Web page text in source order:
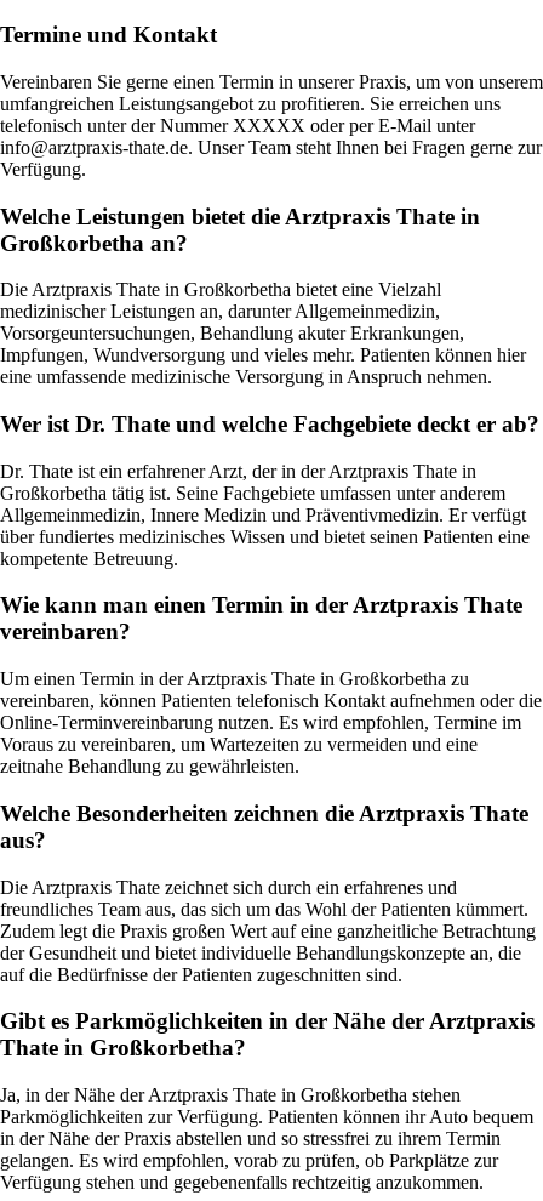
Termine und Kontakt
Vereinbaren Sie gerne einen Termin in unserer Praxis, um von unserem
umfangreichen Leistungsangebot zu profitieren. Sie erreichen uns
telefonisch unter der Nummer XXXXX oder per E-Mail unter
info@arztpraxis-thate.de. Unser Team steht Ihnen bei Fragen gerne zur
Verfügung.
Welche Leistungen bietet die Arztpraxis Thate in
Großkorbetha an?
Die Arztpraxis Thate in Großkorbetha bietet eine Vielzahl
medizinischer Leistungen an, darunter Allgemeinmedizin,
Vorsorgeuntersuchungen, Behandlung akuter Erkrankungen,
Impfungen, Wundversorgung und vieles mehr. Patienten können hier
eine umfassende medizinische Versorgung in Anspruch nehmen.
Wer ist Dr. Thate und welche Fachgebiete deckt er ab?
Dr. Thate ist ein erfahrener Arzt, der in der Arztpraxis Thate in
Großkorbetha tätig ist. Seine Fachgebiete umfassen unter anderem
Allgemeinmedizin, Innere Medizin und Präventivmedizin. Er verfügt
über fundiertes medizinisches Wissen und bietet seinen Patienten eine
kompetente Betreuung.
Wie kann man einen Termin in der Arztpraxis Thate
vereinbaren?
Um einen Termin in der Arztpraxis Thate in Großkorbetha zu
vereinbaren, können Patienten telefonisch Kontakt aufnehmen oder die
Online-Terminvereinbarung nutzen. Es wird empfohlen, Termine im
Voraus zu vereinbaren, um Wartezeiten zu vermeiden und eine
zeitnahe Behandlung zu gewährleisten.
Welche Besonderheiten zeichnen die Arztpraxis Thate
aus?
Die Arztpraxis Thate zeichnet sich durch ein erfahrenes und
freundliches Team aus, das sich um das Wohl der Patienten kümmert.
Zudem legt die Praxis großen Wert auf eine ganzheitliche Betrachtung
der Gesundheit und bietet individuelle Behandlungskonzepte an, die
auf die Bedürfnisse der Patienten zugeschnitten sind.
Gibt es Parkmöglichkeiten in der Nähe der Arztpraxis
Thate in Großkorbetha?
Ja, in der Nähe der Arztpraxis Thate in Großkorbetha stehen
Parkmöglichkeiten zur Verfügung. Patienten können ihr Auto bequem
in der Nähe der Praxis abstellen und so stressfrei zu ihrem Termin
gelangen. Es wird empfohlen, vorab zu prüfen, ob Parkplätze zur
Verfügung stehen und gegebenenfalls rechtzeitig anzukommen.